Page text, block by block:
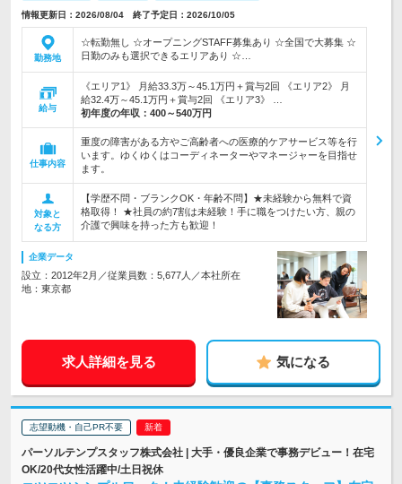
情報更新日：2026/08/04 終了予定日：2026/10/05
勤務地
☆転勤無し ☆オープニングSTAFF募集あり ☆全国で大募集 ☆
日勤のみも選択できるエリアあり ☆…
給与
《エリア1》 月給33.3万～45.1万円＋賞与2回 《エリア2》 月
給32.4万～45.1万円＋賞与2回 《エリア3》 …
初年度の年収： 400～540万円
仕事内容
重度の障害がある方やご高齢者への医療的ケアサービス等を行
います。ゆくゆくはコーディネーターやマネージャーを目指せ
ます。
対象と
なる方
【学歴不問・ブランクOK・年齢不問】★未経験から無料で資
格取得！ ★社員の約7割は未経験！手に職をつけたい方、親の
介護で興味を持った方も歓迎！
企業データ
設立：2012年2月／従業員数：5,677人／本社所在
地：東京都
求人詳細を見る 気になる
志望動機・自己PR不要
パーソルテンプスタッフ株式会社 | 大手・優良企業で事務デビュー！在宅
OK/20代女性活躍中/土日祝休